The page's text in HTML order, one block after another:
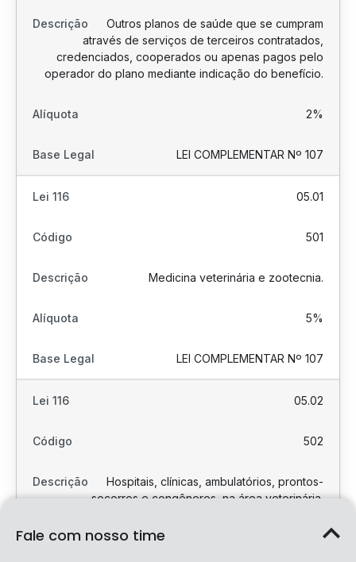
Outros planos de saúde que se cumpram
através de serviços de terceiros contratados,
credenciados, cooperados ou apenas pagos pelo
operador do plano mediante indicação do benefício.
2%
LEI COMPLEMENTAR Nº 107
05.01
501
Medicina veterinária e zootecnia.
5%
LEI COMPLEMENTAR Nº 107
05.02
502
Hospitais, clínicas, ambulatórios, prontos-
socorros e congêneres, na área veterinária.
5%
Fale com nosso time